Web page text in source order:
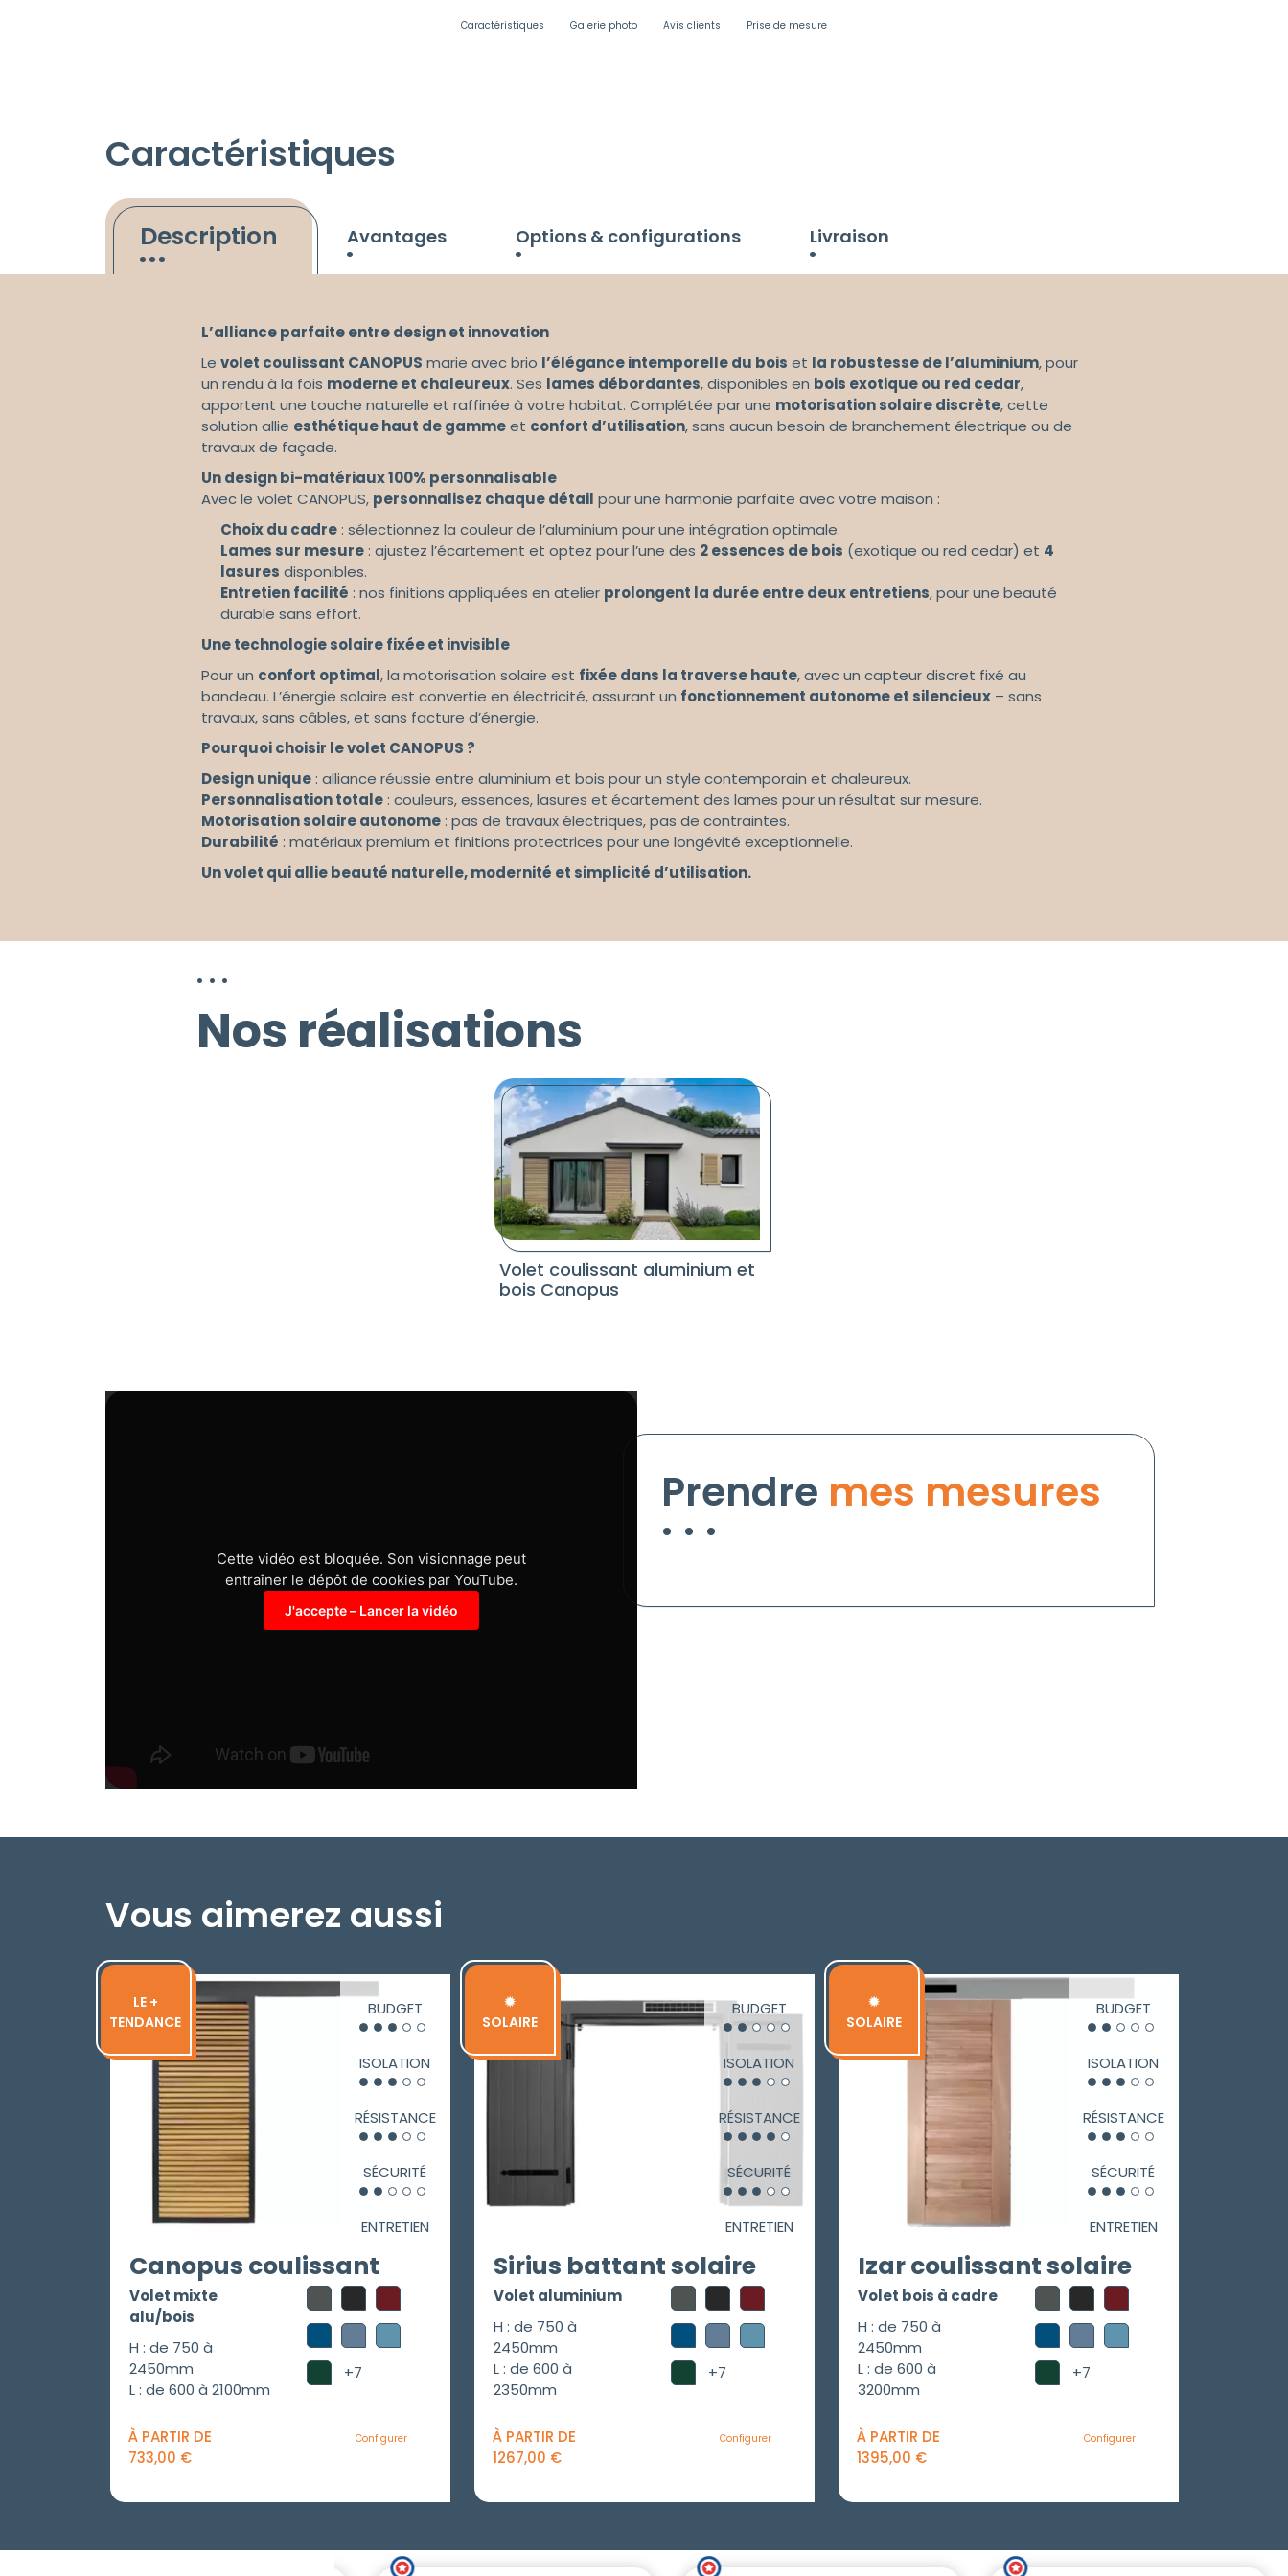
Caractéristiques Galerie photo Avis clients Prise de mesure
Caractéristiques
Description Avantages Options & configurations Livraison
L’alliance parfaite entre design et innovation
Le volet coulissant CANOPUS marie avec brio l’élégance intemporelle du bois et la robustesse de l’aluminium, pour
un rendu à la fois moderne et chaleureux. Ses lames débordantes, disponibles en bois exotique ou red cedar,
apportent une touche naturelle et raffinée à votre habitat. Complétée par une motorisation solaire discrète, cette
solution allie esthétique haut de gammeet confort d’utilisation, sans aucun besoin de branchement électrique ou de
travaux de façade.
Un design bi-matériaux 100% personnalisable
Avec le volet CANOPUS, personnalisez chaque détail pour une harmonie parfaite avec votre maison :
Choix du cadre: sélectionnez la couleur de l’aluminium pour une intégration optimale.
Lames sur mesure: ajustez l’écartement et optez pour l’une des 2 essences de bois (exotique ou red cedar) et 4
lasures disponibles.
Entretien facilité : nos finitions appliquées en atelier prolongent la durée entre deux entretiens, pour une beauté
durable sans effort.
Une technologie solaire fixée et invisible
Pour un confort optimal, la motorisation solaire est fixée dans la traverse haute, avec un capteur discret fixé au
bandeau. L’énergie solaire est convertie en électricité, assurant un fonctionnement autonome et silencieux– sans
travaux, sans câbles, et sans facture d’énergie.
Pourquoi choisir le volet CANOPUS ?
Design unique: alliance réussie entre aluminium et bois pour un style contemporain et chaleureux.
Personnalisation totale: couleurs, essences, lasures et écartement des lames pour un résultat sur mesure.
Motorisation solaire autonome: pas de travaux électriques, pas de contraintes.
Durabilité : matériaux premium et finitions protectrices pour une longévité exceptionnelle.
Un volet qui allie beauté naturelle, modernité et simplicité d’utilisation.
Nos réalisations
Volet coulissant aluminium et
bois Canopus
Cette vidéo est bloquée. Son visionnage peut
entraîner le dépôt de cookies par YouTube.
J'accepte – Lancer la vidéo
Prendre mes mesures
Vous aimerez aussi
LE +
TENDANCE
BUDGET
ISOLATION
RÉSISTANCE
SÉCURITÉ
ENTRETIEN
Canopus coulissant
Volet mixte
alu/bois
H : de 750 à
2450mm
L : de 600 à 2100mm
+7
À PARTIR DE
733,00 €
Configurer
✹
SOLAIRE
BUDGET
ISOLATION
RÉSISTANCE
SÉCURITÉ
ENTRETIEN
Sirius battant solaire
Volet aluminium
H : de 750 à
2450mm
L : de 600 à
2350mm
+7
À PARTIR DE
1267,00 €
Configurer
✹
SOLAIRE
BUDGET
ISOLATION
RÉSISTANCE
SÉCURITÉ
ENTRETIEN
Izar coulissant solaire
Volet bois à cadre
H : de 750 à
2450mm
L : de 600 à
3200mm
+7
À PARTIR DE
1395,00 €
Configurer